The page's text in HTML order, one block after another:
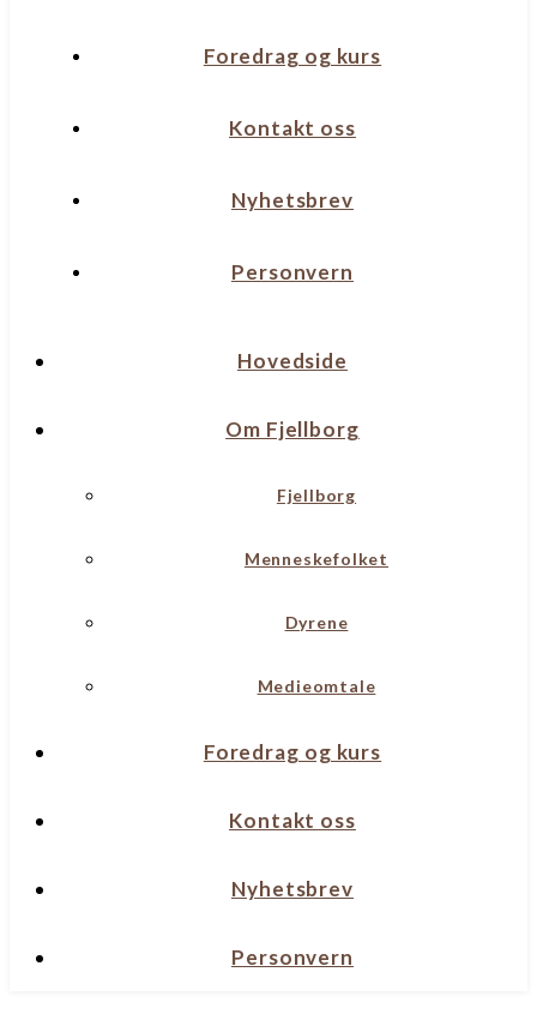
Foredrag og kurs
Kontakt oss
Nyhetsbrev
Personvern
Hovedside
Om Fjellborg
Fjellborg
Menneskefolket
Dyrene
Medieomtale
Foredrag og kurs
Kontakt oss
Nyhetsbrev
Personvern